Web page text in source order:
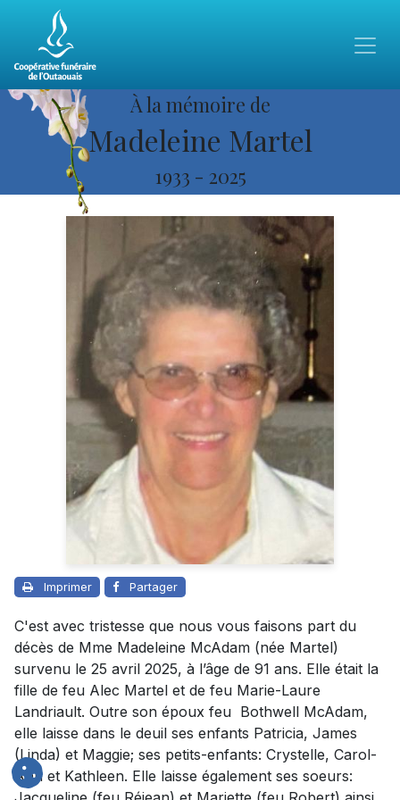
À la mémoire de
Madeleine Martel
1933 - 2025
Imprimer Partager
C'est avec tristesse que nous vous faisons part du
décès de Mme Madeleine McAdam (née Martel)
survenu le 25 avril 2025, à l’âge de 91 ans. Elle était la
fille de feu Alec Martel et de feu Marie-Laure
Landriault. Outre son époux feu Bothwell McAdam,
elle laisse dans le deuil ses enfants Patricia, James
(Linda) et Maggie; ses petits-enfants: Crystelle, Carol-
Ann et Kathleen. Elle laisse également ses soeurs: